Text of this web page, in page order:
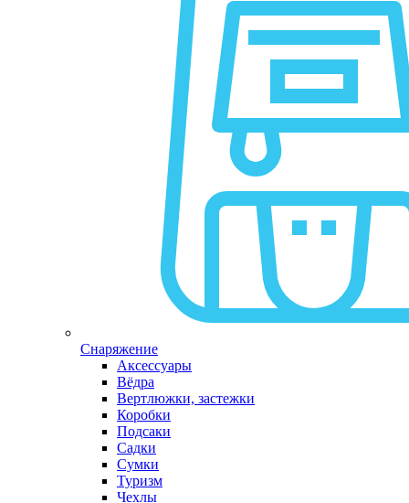
Снаряжение
Аксессуары
Вёдра
Вертлюжки, застежки
Коробки
Подсаки
Садки
Сумки
Туризм
Чехлы